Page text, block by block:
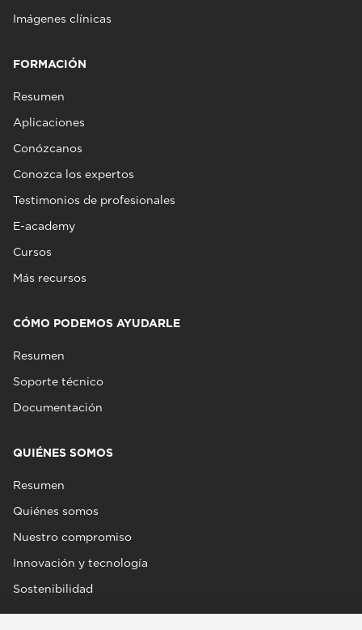
Imágenes clínicas
FORMACIÓN
Resumen
Aplicaciones
Conózcanos
Conozca los expertos
Testimonios de profesionales
E-academy
Cursos
Más recursos
CÓMO PODEMOS AYUDARLE
Resumen
Soporte técnico
Documentación
QUIÉNES SOMOS
Resumen
Quiénes somos
Nuestro compromiso
Innovación y tecnología
Sostenibilidad